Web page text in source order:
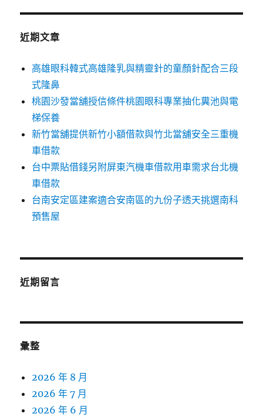
近期文章
高雄眼科韓式高雄隆乳與精靈針的童顏針配合三段
式隆鼻
桃園沙發當舖授信條件桃園眼科專業抽化糞池與電
梯保養
新竹當舖提供新竹小額借款與竹北當舖安全三重機
車借款
台中票貼借錢另附屏東汽機車借款用車需求台北機
車借款
台南安定區建案適合安南區的九份子透天挑選南科
預售屋
近期留言
彙整
2026 年 8 月
2026 年 7 月
2026 年 6 月